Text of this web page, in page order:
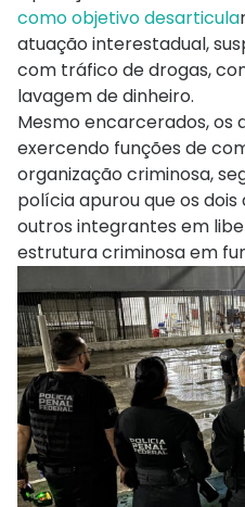
como objetivo desarticula
atuação interestadual,
com tráfico de drogas,
lavagem de dinheiro.
Mesmo encarcerados,
exercendo funções de
organização criminosa,
polícia apurou que os
outros integrantes em
estrutura criminosa em